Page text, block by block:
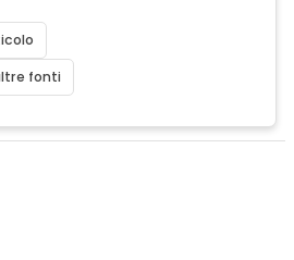
fonti